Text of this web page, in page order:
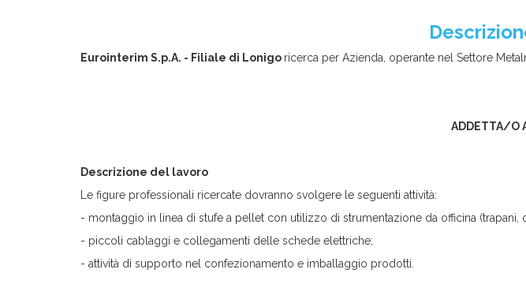
Eurointerim S.p.A. - Filiale di Lonigo ricerca per Azienda, operante nel Settore
ADDETTA/O
Descrizione del lavoro
Le figure professionali ricercate dovranno svolgere le seguenti attività:
- montaggio in linea di stufe a pellet con utilizzo di strumentazione da officina (trapani,
- piccoli cablaggi e collegamenti delle schede elettriche;
- attività di supporto nel confezionamento e imballaggio prodotti.